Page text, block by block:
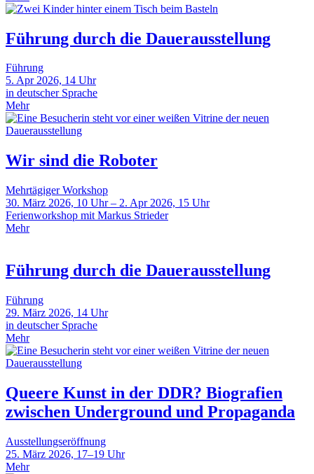
Führung durch die Dauerausstellung
Führung
5. Apr 2026, 14 Uhr
in deutscher Sprache
Mehr
Wir sind die Roboter
Mehrtägiger Workshop
30. März 2026, 10 Uhr – 2. Apr 2026, 15 Uhr
Ferienworkshop mit Markus Strieder
Mehr
Führung durch die Dauerausstellung
Führung
29. März 2026, 14 Uhr
in deutscher Sprache
Mehr
Queere Kunst in der DDR? Biografien
zwischen Underground und Propaganda
Ausstellungseröffnung
25. März 2026, 17–19 Uhr
Mehr